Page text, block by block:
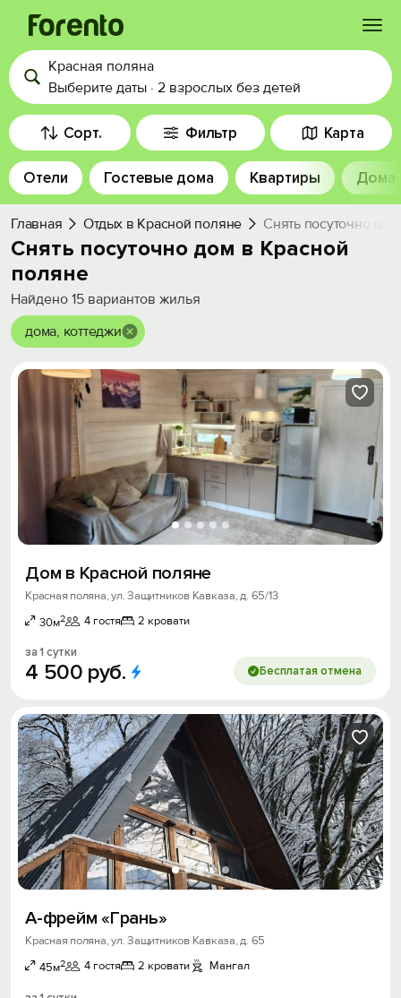
Войти
Избранное
История просмотра
Добавить свой объект
Красная поляна
Выберите даты · 2 взрослых без детей
Сорт. Фильтр Карта
Отели Гостевые дома Квартиры Дома
Главная Отдых в Красной поляне Снять посуточно
Снять посуточно дом в Красной
поляне
Найдено 15 вариантов жилья
дома, коттеджи
Дом в Красной поляне
Красная поляна, ул. Защитников Кавказа, д. 65/13
30м2 4 гостя 2 кровати
за 1 сутки
4 500 руб. Бесплатая отмена
А-фpeйм «Гpань»
Красная поляна, ул. Защитников Кавказа, д. 65
45м2 4 гостя 2 кровати Мангал